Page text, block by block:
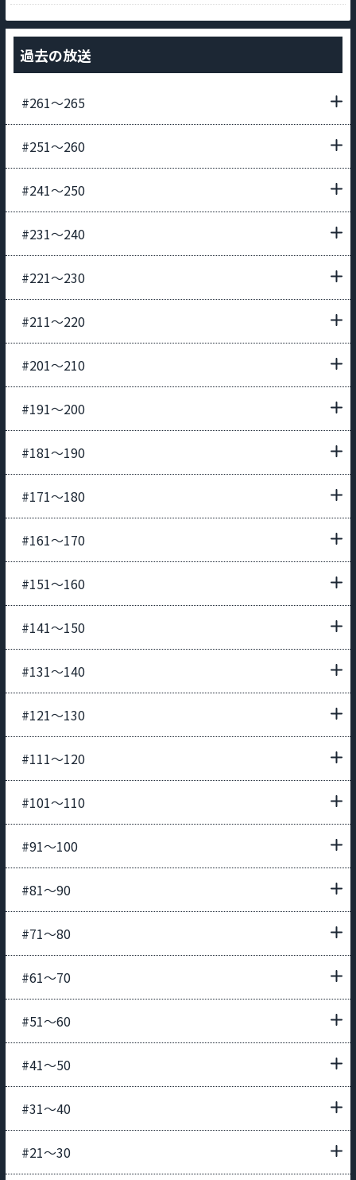
過去の放送
#261〜265
#251〜260
#241〜250
#231〜240
#221〜230
#211〜220
#201〜210
#191〜200
#181〜190
#171〜180
#161〜170
#151〜160
#141〜150
#131〜140
#121〜130
#111〜120
#101〜110
#91〜100
#81〜90
#71〜80
#61〜70
#51〜60
#41〜50
#31〜40
#21〜30